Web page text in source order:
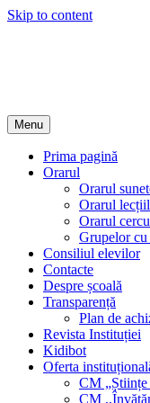
Skip to content
Menu
Prima pagină
Orarul
Orarul
Orarul
Orarul
Grupelor
Consiliul elevilor
Contacte
Despre școală
Transparență
Plan de
Revista Instituției
Kidibot
Oferta
CM „Științe
CM